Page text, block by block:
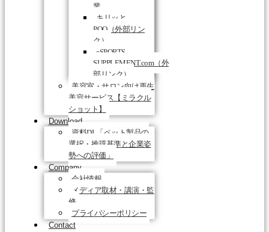
業
キリッと
PQQ（外部リン
ク）
eSPORTS-
SUPPLEMENT.com（外
部リンク）
美容室・サロン向け再生
美容サービス【ミラクル
ショット】
Download
資料DL「ペット製品の
選択・推奨基準と企業姿
勢への評価」
Company
会社情報
メディア取材・講演・監
修
プライバシーポリシー
Contact